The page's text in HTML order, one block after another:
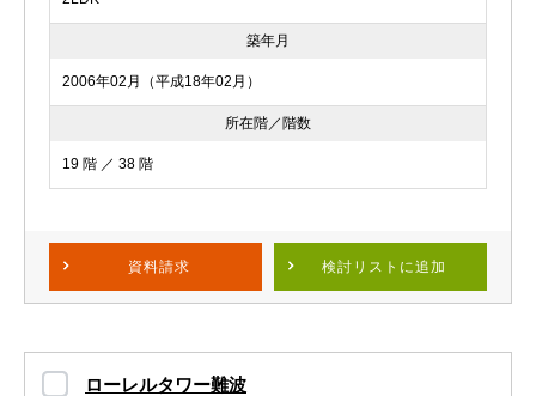
築年月
2006年02月（平成18年02月）
所在階／階数
19 階 ／ 38 階
資料請求 検討リスト に追加
ローレルタワー難波